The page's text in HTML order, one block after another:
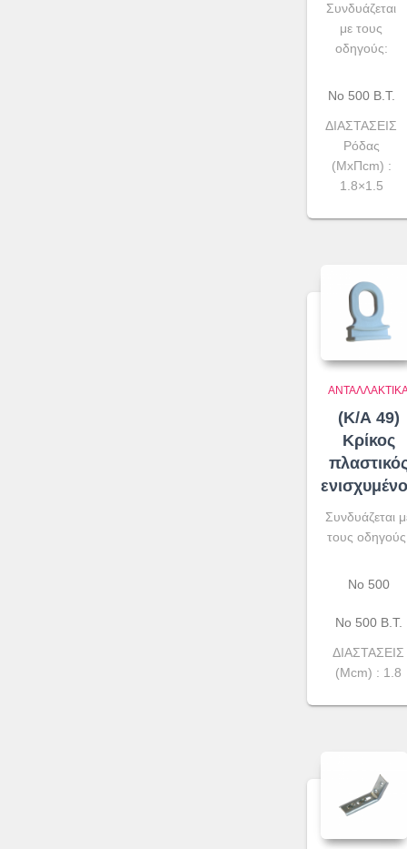
Συνδυάζεται
με τους
οδηγούς:
No 500 Β.Τ.
ΔΙΑΣΤΑΣΕΙΣ
Ρόδας
(ΜxΠcm) :
1.8×1.5
(Κ/Α 49)
Κρίκος
Συνδυάζεται
τους
No 500
Νο 500 Β.Τ.
ΔΙΑΣΤΑΣΕΙΣ
(Μcm) : 1.8